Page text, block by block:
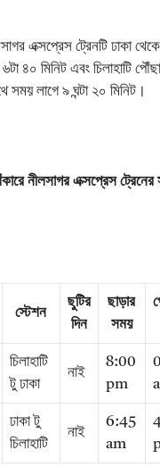
এক্সপ্রেস ট্রেনটি ঢাকা থেকে
৪০ মিনিট এবং চিলাহাটি
সময় লাগে ৯ ঘন্টা ২০ মিনিট।
নীলসাগর এক্সপ্রেস ট্রেনের
স্টেশন
ছুটির
দিন
ছাড়ার
সময়
চিলাহাটি
টু ঢাকা
নাই
8:00
pm
ঢাকা টু
চিলাহাটি
নাই
6:45
am